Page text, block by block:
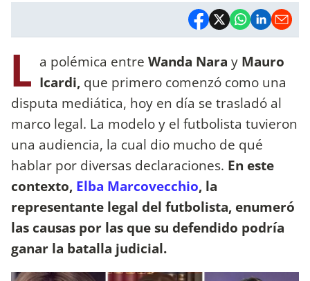
L a polémica entre Wanda Nara y Mauro
Icardi, que primero comenzó como una
disputa mediática, hoy en día se trasladó al
marco legal. La modelo y el futbolista tuvieron
una audiencia, la cual dio mucho de qué
hablar por diversas declaraciones. En este
contexto, Elba Marcovecchio, la
representante legal del futbolista, enumeró
las causas por las que su defendido podría
ganar la batalla judicial.